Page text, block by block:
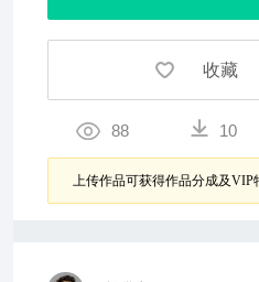
收藏
88 10
上传作品可获得作品分成及VIP